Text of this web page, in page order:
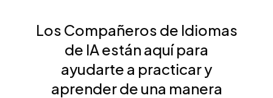
Los Compañeros de Idiomas
de IA están aquí para
ayudarte a practicar y
aprender de una manera